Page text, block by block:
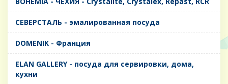
CЕВЕРСТАЛЬ - эмалированная посуда
DOMENIK - Франция
ELAN GALLERY - посуда для сервировки, дома,
кухни